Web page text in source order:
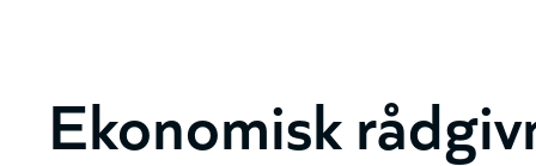
Ekonomisk